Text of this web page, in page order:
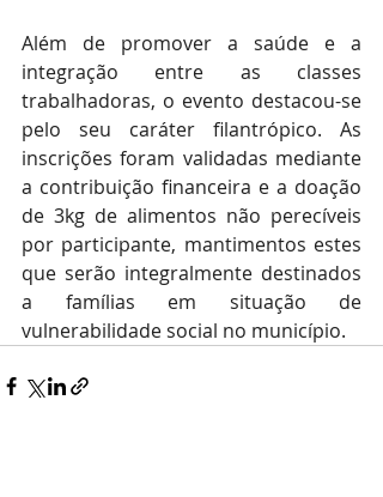
Além de promover a saúde e a
integração entre as classes
trabalhadoras, o evento destacou-se
pelo seu caráter filantrópico. As
inscrições foram validadas mediante
a contribuição financeira e a doação
de 3kg de alimentos não perecíveis
por participante, mantimentos estes
que serão integralmente destinados
a famílias em situação de
vulnerabilidade social no município.